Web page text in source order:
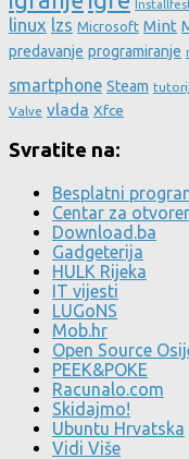
linux lzs Microsoft Mint
predavanje programiranje
smartphone Steam
Valve vlada Xfce
Svratite na:
Besplatni
Centar za
Download.ba
Gadgeterija
HULK Rijeka
IT vijesti
LUGoNS
Mob.hr
Open Source
PEEK&POKE
Racunalo.com
Skidajmo!
Ubuntu Hrvatska
Vidi Više